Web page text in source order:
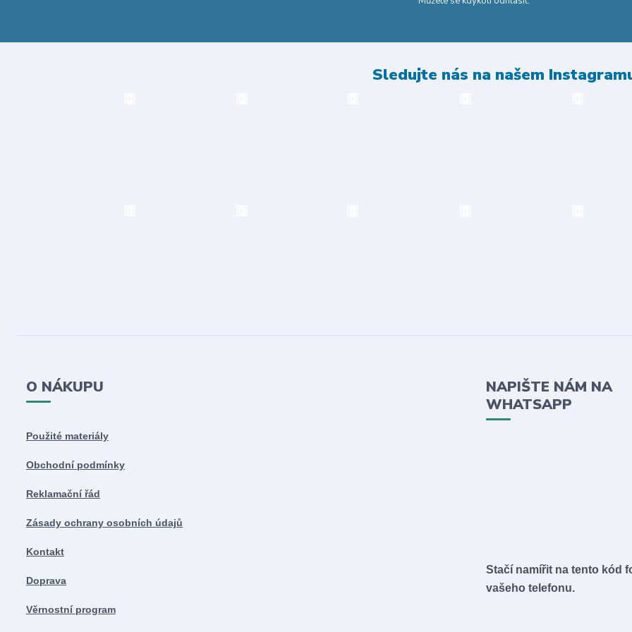
Sledujte nás na našem
O NÁKUPU
Použité materiály
Obchodní podmínky
Reklamační řád
Zásady ochrany osobních údajů
Kontakt
Doprava
Věrnostní program
NAPIŠTE NÁM NA
WHATSAPP
Stačí namířit na tento kód
vašeho telefonu.